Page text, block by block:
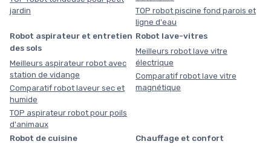
jardin
TOP robot piscine fond parois et
ligne d'eau
Robot aspirateur et entretien
des sols
Meilleurs aspirateur robot avec
station de vidange
Comparatif robot laveur sec et
humide
TOP aspirateur robot pour poils
d'animaux
Robot lave-vitres
Meilleurs robot lave vitre
électrique
Comparatif robot lave vitre
magnétique
Robot de cuisine
Chauffage et confort